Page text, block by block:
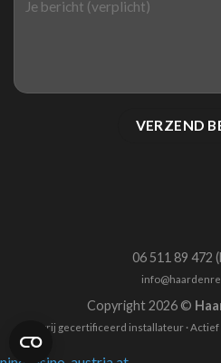
06 511 89 472
Copyright 2026 ©
CO-vrij gecertificeerd installateur ·